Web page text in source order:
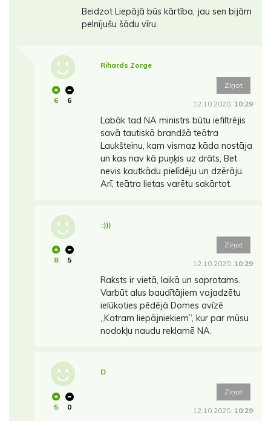
Beidzot Liepājā būs kārtība, jau sen bijām
pelnījušu šādu vīru.
6 6
Rihards Zorge
Ziņot
12.10.2020. 10:29
Labāk tad NA ministrs būtu iefiltrējis
savā tautiskā brandžā teātra
Laukšteinu, kam vismaz kāda nostāja
un kas nav kā puņķis uz drāts, Bet
nevis kautkādu pielīdēju un dzērāju.
Arī, teātra lietas varētu sakārtot.
8 5
::)))
Ziņot
12.10.2020. 10:29
Raksts ir vietā, laikā un saprotams.
Varbūt alus baudītājiem vajadzētu
ielūkoties pēdējā Domes avīzē
,,Katram liepājniekiem’’, kur par mūsu
nodokļu naudu reklamē NA.
5 0
D
Ziņot
12.10.2020. 10:29